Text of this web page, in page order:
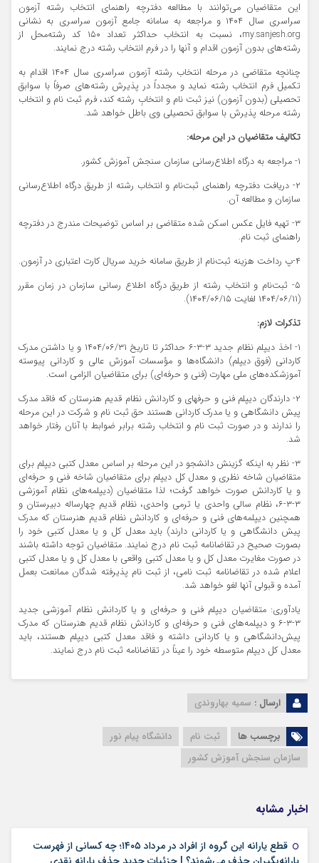
این متقاضیان می‌توانند با مطالعه دفترچه راهنمای انتخاب رشته آزمون
سراسری سال ۱۴۰۴ و مراجعه به سامانه جامع آزمون سراسری به نشانی
my.sanjesh.org، نسبت به انتخاب حداکثر تعداد ۱۵۰ کد رشته‌محل از
رشته‌های بدون آزمون اقدام و آنها را در فرم انتخاب رشته درج نمایند.
چنانچه متقاضی در مرحله انتخاب رشته آزمون سراسری سال ۱۴۰۴ اقدام به
تکمیل فرم انتخاب رشته نماید و مجدداً در پذیرش رشته‌های صرفاً با سوابق
تحصیلی (بدون آزمون) نیز ثبت نام و انتخابِ رشته کند، فرم ثبت نام و انتخاب
رشته مرحله پذیرش با سوابق تحصیلی وی باطل خواهد شد.
تکالیف متقاضیان در این مرحله:
۱- مراجعه به درگاه اطلاع‌رسانی سازمان سنجش آموزش کشور.
۲- دریافت دفترچه راهنمای ثبت‌نام و انتخاب رشته از طریق درگاه اطلاع‌رسانی
سازمان و مطالعه آن.
۳- تهیه فایل عکس اسکن شده متقاضی بر اساس توضیحات مندرج در دفترچه
راهنمای ثبت نام.
۴-پ رداخت هزینه ثبت‌نام از طریق سامانه خرید سریال کارت اعتباری در آزمون.
۵- ثبت‌نام و انتخاب رشته از طریق درگاه اطلاع رسانی سازمان در زمان مقرر
(۱۴۰۴/۰۶/۱۱ لغایت ۱۴۰۴/۰۶/۱۵).
تذکرات لازم:
۱- اخذ دیپلم نظام جدید ۳-۳-۶ حداکثر تا تاریخ ۱۴۰۴/۰۶/۳۱ و یا داشتن مدرک
کاردانی (فوق دیپلم) دانشگاه‌ها و مؤسسات آموزش عالی و کاردانی پیوسته
آموزشکده‌های ملی مهارت (فنی و حرفه‌ای) برای متقاضیان الزامی است.
۲- دارندگان دیپلم فنی و حرفهای و کاردانش نظام قدیم هنرستان که فاقد مدرک
پیش دانشگاهی و یا مدرک کاردانی هستند حق ثبت نام و شرکت در این مرحله
را ندارند و در صورت ثبت نام و انتخاب رشته برابر ضوابط با آنان رفتار خواهد
شد.
۳- نظر به اینکه گزینش دانشجو در این مرحله بر اساس معدل کتبی دیپلم برای
متقاضیان شاخه نظری و معدل کل دیپلم برای متقاضیان شاخه فنی و حرفه‌ای
و یا کاردانش صورت خواهد گرفت؛ لذا متقاضیان (دیپلمه‌های نظام آموزشی
۳-۳-۶، نظام سالی واحدی یا ترمی واحدی، نظام قدیم چهارساله دبیرستان و
همچنین دیپلمه‌های فنی و حرفه‌ای و کاردانش نظام قدیم هنرستان که مدرک
پیش دانشگاهی و یا کاردانی دارند) باید معدل کل و یا معدل کتبی خود را
بصورت صحیح در تقاضانامه ثبت نام درج نمایند. متقاضیان توجه داشته باشند
در صورت مغایرت معدل کل و یا معدل کتبی واقعی با معدل کل و یا معدل کتبی
اعلام شده در تقاضانامه ثبت نامی، از ثبت نام پذیرفته شدگان ممانعت بعمل
آمده و قبولی آنها لغو خواهد شد.
یادآوری: متقاضیان دیپلم فنی و حرفه‌ای و یا کاردانش نظام آموزشی جدید
۳-۳-۶ و دیپلمه‌های فنی و حرفه‌ای و کاردانش نظام قدیم هنرستان که مدرک
پیش‌دانشگاهی و یا کاردانی داشته و فاقد معدل کتبی دیپلم هستند، باید
معدل کل دیپلم متوسطه خود را عیناً در تقاضانامه ثبت نام درج نمایند.
ارسال : سمیه بهاروندی
برچسب ها ثبت نام
دانشگاه پیام نور
سازمان سنجش آموزش کشور
اخبار مشابه
قطع یارانه این گروه از افراد در مرداد ۱۴۰۵؛ چه کسانی از فهرست